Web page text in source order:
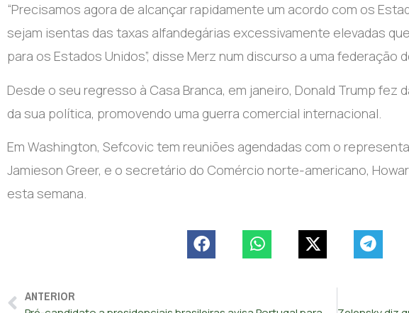
“Precisamos agora de alcançar rapidamente um acordo com os
sejam isentas das taxas alfandegárias excessivamente elevadas
para os Estados Unidos”, disse Merz num discurso a uma federação
Desde o seu regresso à Casa Branca, em janeiro, Donald Trump fez
da sua política, promovendo uma guerra comercial internacional.
Em Washington, Sefcovic tem reuniões agendadas com o
Jamieson Greer, e o secretário do Comércio norte-americano,
esta semana.
ANTERIOR